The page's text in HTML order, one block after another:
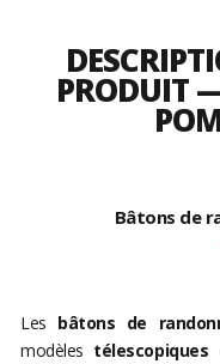
PRODUIT
Bâtons de
Les bâtons de
modèles